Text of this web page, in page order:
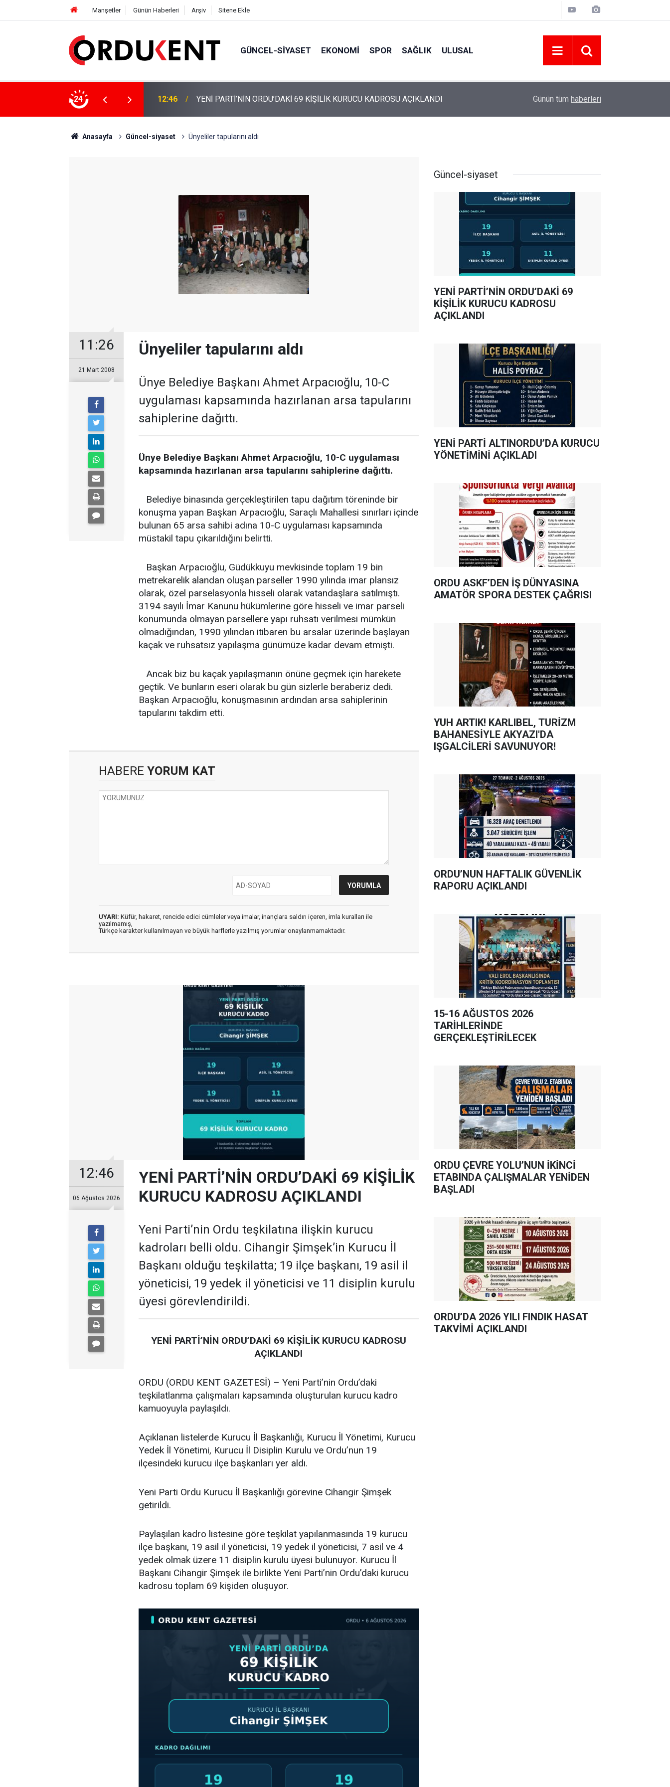
Manşetler Günün Haberleri Arşiv Sitene Ekle
GÜNCEL-SIYASET EKONOMI SPOR SAĞLIK ULUSAL
24
KURUCU KADROSU AÇIKLANDI 12:22 YENİ PARTİ ALTINORDU’DA KURUCU YÖNETİMİNİ AÇIKLADI ORDU ASKF’DEN İŞ DÜNYASINA AMATÖR
Günün tüm haberleri
Anasayfa Güncel-siyaset Ünyeliler tapularını aldı
11:26
21 Mart 2008
Ünyeliler tapularını aldı
Ünye Belediye Başkanı Ahmet Arpacıoğlu, 10-C
uygulaması kapsamında hazırlanan arsa tapularını
sahiplerine dağıttı.
Ünye Belediye Başkanı Ahmet Arpacıoğlu, 10-C uygulaması
kapsamında hazırlanan arsa tapularını sahiplerine dağıttı.
Belediye binasında gerçekleştirilen tapu dağıtım töreninde bir
konuşma yapan Başkan Arpacıoğlu, Saraçlı Mahallesi sınırları içinde
bulunan 65 arsa sahibi adına 10-C uygulaması kapsamında
müstakil tapu çıkarıldığını belirtti.
Başkan Arpacıoğlu, Güdükkuyu mevkisinde toplam 19 bin
metrekarelik alandan oluşan parseller 1990 yılında imar plansız
olarak, özel parselasyonla hisseli olarak vatandaşlara satılmıştı.
3194 sayılı İmar Kanunu hükümlerine göre hisseli ve imar parseli
konumunda olmayan parsellere yapı ruhsatı verilmesi mümkün
olmadığından, 1990 yılından itibaren bu arsalar üzerinde başlayan
kaçak ve ruhsatsız yapılaşma günümüze kadar devam etmişti.
Ancak biz bu kaçak yapılaşmanın önüne geçmek için harekete
geçtik. Ve bunların eseri olarak bu gün sizlerle beraberiz dedi.
Başkan Arpacıoğlu, konuşmasının ardından arsa sahiplerinin
tapularını takdim etti.
HABERE YORUM KAT
UYARI: Küfür, hakaret, rencide edici cümleler veya imalar, inançlara saldırı içeren, imla kuralları ile
yazılmamış,
Türkçe karakter kullanılmayan ve büyük harflerle yazılmış yorumlar onaylanmamaktadır.
12:46
06 Ağustos 2026
YENİ PARTİ’NİN ORDU’DAKİ 69 KİŞİLİK
KURUCU KADROSU AÇIKLANDI
Yeni Parti’nin Ordu teşkilatına ilişkin kurucu
kadroları belli oldu. Cihangir Şimşek’in Kurucu İl
Başkanı olduğu teşkilatta; 19 ilçe başkanı, 19 asil il
yöneticisi, 19 yedek il yöneticisi ve 11 disiplin kurulu
üyesi görevlendirildi.
YENİ PARTİ’NİN ORDU’DAKİ 69 KİŞİLİK KURUCU KADROSU
AÇIKLANDI
ORDU (ORDU KENT GAZETESİ) – Yeni Parti’nin Ordu’daki
teşkilatlanma çalışmaları kapsamında oluşturulan kurucu kadro
kamuoyuyla paylaşıldı.
Açıklanan listelerde Kurucu İl Başkanlığı, Kurucu İl Yönetimi, Kurucu
Yedek İl Yönetimi, Kurucu İl Disiplin Kurulu ve Ordu’nun 19
ilçesindeki kurucu ilçe başkanları yer aldı.
Yeni Parti Ordu Kurucu İl Başkanlığı görevine Cihangir Şimşek
getirildi.
Paylaşılan kadro listesine göre teşkilat yapılanmasında 19 kurucu
ilçe başkanı, 19 asil il yöneticisi, 19 yedek il yöneticisi, 7 asil ve 4
yedek olmak üzere 11 disiplin kurulu üyesi bulunuyor. Kurucu İl
Başkanı Cihangir Şimşek ile birlikte Yeni Parti’nin Ordu’daki kurucu
kadrosu toplam 69 kişiden oluşuyor.
Güncel-siyaset
YENİ PARTİ’NİN ORDU’DAKİ 69
KİŞİLİK KURUCU KADROSU
AÇIKLANDI
YENİ PARTİ ALTINORDU’DA KURUCU
YÖNETİMİNİ AÇIKLADI
ORDU ASKF’DEN İŞ DÜNYASINA
AMATÖR SPORA DESTEK ÇAĞRISI
YUH ARTIK! KARLIBEL, TURİZM
BAHANESİYLE AKYAZI'DA
IŞGALCİLERİ SAVUNUYOR!
ORDU’NUN HAFTALIK GÜVENLİK
RAPORU AÇIKLANDI
15-16 AĞUSTOS 2026
TARİHLERİNDE
GERÇEKLEŞTİRİLECEK
ORDU ÇEVRE YOLU’NUN İKİNCİ
ETABINDA ÇALIŞMALAR YENİDEN
BAŞLADI
ORDU’DA 2026 YILI FINDIK HASAT
TAKVİMİ AÇIKLANDI